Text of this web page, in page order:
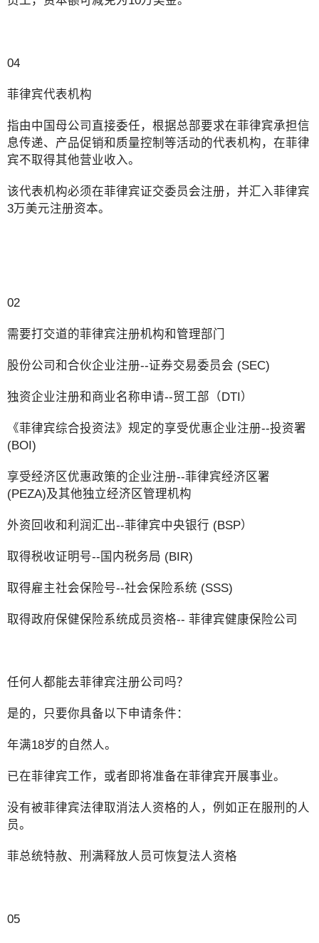
04
菲律宾代表机构
指由中国母公司直接委任，根据总部要求在菲律宾承担信
息传递、产品促销和质量控制等活动的代表机构，在菲律
宾不取得其他营业收入。
该代表机构必须在菲律宾证交委员会注册，并汇入菲律宾
3万美元注册资本。
02
需要打交道的菲律宾注册机构和管理部门
股份公司和合伙企业注册--证券交易委员会 (SEC)
独资企业注册和商业名称申请--贸工部（DTI）
《菲律宾综合投资法》规定的享受优惠企业注册--投资署
(BOI)
享受经济区优惠政策的企业注册--菲律宾经济区署
(PEZA)及其他独立经济区管理机构
外资回收和利润汇出--菲律宾中央银行 (BSP）
取得税收证明号--国内税务局 (BIR)
取得雇主社会保险号--社会保险系统 (SSS)
取得政府保健保险系统成员资格-- 菲律宾健康保险公司
任何人都能去菲律宾注册公司吗？
是的，只要你具备以下申请条件：
年满18岁的自然人。
已在菲律宾工作，或者即将准备在菲律宾开展事业。
没有被菲律宾法律取消法人资格的人，例如正在服刑的人
员。
菲总统特赦、刑满释放人员可恢复法人资格
05